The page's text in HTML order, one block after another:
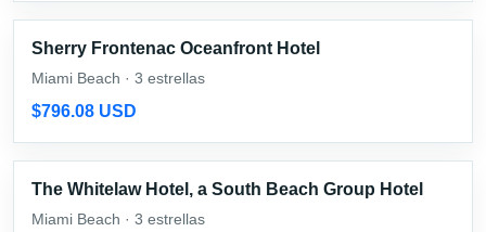
Sherry Frontenac Oceanfront Hotel
Miami Beach · 3 estrellas
$796.08 USD
The Whitelaw Hotel, a South Beach Group Hotel
Miami Beach · 3 estrellas